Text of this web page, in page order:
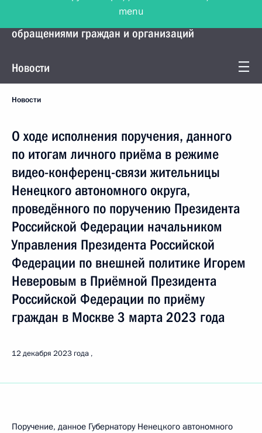
Управление Президента по работе с
обращениями граждан и организаций
Новости
Новости
О ходе исполнения поручения, данного
по итогам личного приёма в режиме
видео-конференц-связи жительницы
Ненецкого автономного округа,
проведённого по поручению Президента
Российской Федерации начальником
Управления Президента Российской
Федерации по внешней политике Игорем
Неверовым в Приёмной Президента
Российской Федерации по приёму
граждан в Москве 3 марта 2023 года
12 декабря 2023 года
Поручение, данное Губернатору Ненецкого автономного